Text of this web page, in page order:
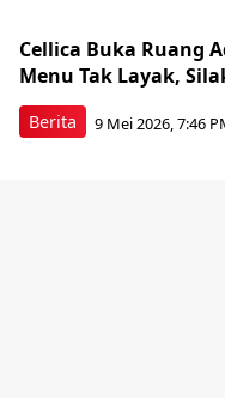
Berita
Cellica Buka Ruang
Menu Tak Layak,
9 Mei 2026, 7:46